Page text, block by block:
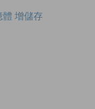
體 增儲存